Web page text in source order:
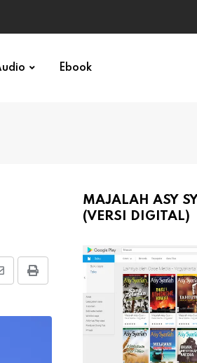
Ebook
Print
MAJALAH ASY
(VERSI DIGITAL)